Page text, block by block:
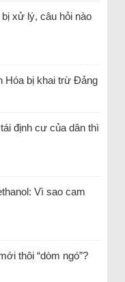
xử lý, câu hỏi nào
Hóa bị khai trừ Đảng
định cư của dân thì
Vì sao cam
thôi “dòm ngó”?